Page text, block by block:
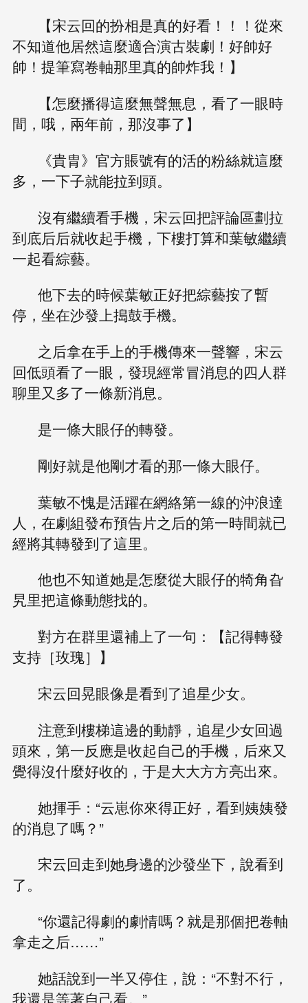
【宋云回的扮相是真的好看！！！從來
不知道他居然這麼適合演古裝劇！好帥好
帥！提筆寫卷軸那里真的帥炸我！】
【怎麼播得這麼無聲無息，看了一眼時
間，哦，兩年前，那沒事了】
《貴胄》官方賬號有的活的粉絲就這麼
多，一下子就能拉到頭。
沒有繼續看手機，宋云回把評論區劃拉
到底后后就收起手機，下樓打算和葉敏繼續
一起看綜藝。
他下去的時候葉敏正好把綜藝按了暫
停，坐在沙發上搗鼓手機。
之后拿在手上的手機傳來一聲響，宋云
回低頭看了一眼，發現經常冒消息的四人群
聊里又多了一條新消息。
是一條大眼仔的轉發。
剛好就是他剛才看的那一條大眼仔。
葉敏不愧是活躍在網絡第一線的沖浪達
人，在劇組發布預告片之后的第一時間就已
經將其轉發到了這里。
他也不知道她是怎麼從大眼仔的犄角旮
旯里把這條動態找的。
對方在群里還補上了一句：【記得轉發
支持［玫瑰］】
宋云回晃眼像是看到了追星少女。
注意到樓梯這邊的動靜，追星少女回過
頭來，第一反應是收起自己的手機，后來又
覺得沒什麼好收的，于是大大方方亮出來。
她揮手：“云崽你來得正好，看到姨姨發
的消息了嗎？”
宋云回走到她身邊的沙發坐下，說看到
了。
“你還記得劇的劇情嗎？就是那個把卷軸
拿走之后……”
她話說到一半又停住，說：“不對不行，
我還是等著自己看。”